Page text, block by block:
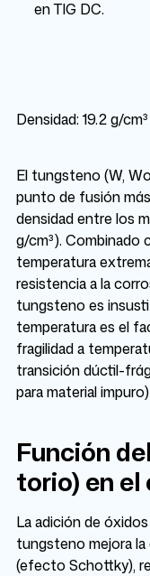
en TIG DC.
Densidad: 19.2 g/cm³
El tungsteno (W,
punto de fusión
densidad entre los
g/cm³). Combinado
temperatura
resistencia a la
tungsteno es
temperatura es el
fragilidad a
transición dúctil-
para material
Función
torio) en
La adición de
tungsteno mejora
(efecto Schottky),